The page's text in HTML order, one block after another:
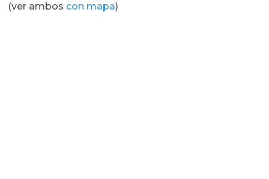
(ver ambos con mapa)